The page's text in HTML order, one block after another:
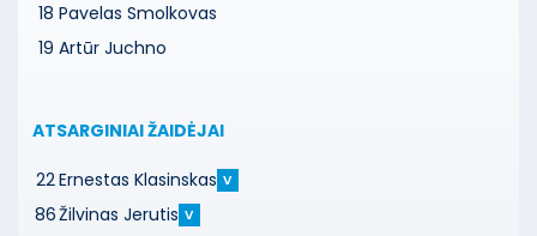
18 Pavelas Smolkovas
19 Artūr Juchno
ATSARGINIAI ŽAIDĖJAI
22Ernestas Klasinskas V
86Žilvinas Jerutis V